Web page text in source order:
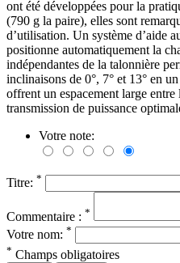
ont été développées pour la
(790 g la paire), elles sont
d’utilisation. Un système d’aide
positionne automatiquement la
indépendantes de la talonnière
inclinaisons de 0°, 7° et 13° en
offrent un espacement large
transmission de puissance
Votre note:
Titre: *
Commentaire : *
Votre nom: *
* Champs obligatoires